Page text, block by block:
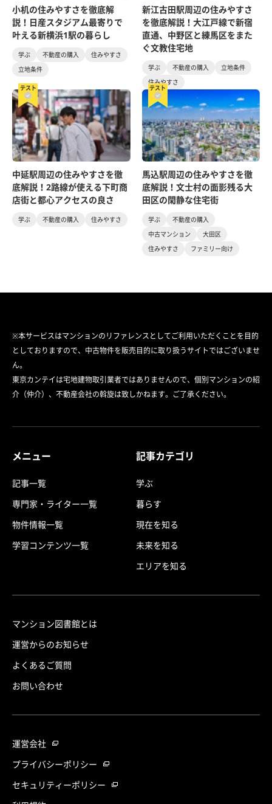
小机の住みやすさを徹底解
説！日産スタジアム最寄りで
叶える新横浜1駅の暮らし
学ぶ 不動産の購入
住みやすさ
立地条件
新江古田駅周辺の住みやすさ
を徹底解説！大江戸線で新宿
直通、中野区と練馬区をまた
ぐ文教住宅地
学ぶ 不動産の購入
立地条件
住みやすさ
テスト
中延駅周辺の住みやすさを徹
底解説！2路線が使える下町商
店街と都心アクセスの良さ
学ぶ 不動産の購入 住みやすさ
テスト
馬込駅周辺の住みやすさを徹
底解説！文士村の面影残る大
田区の閑静な住宅街
学ぶ
不動産の購入
中古マンション
大田区
住みやすさ
ファミリー向け
※本サービスはマンションのリファレンスとしてご利用いただくことを目的
としておりますので、中古物件を販売目的に取り扱うサイトではございませ
ん。
東京カンテイは宅地建物取引業者ではありませんので、個別マンションの紹
介（仲介）、不動産会社の斡旋は致しかねます。ご了承ください。
メニュー
記事一覧
専門家・ライター一覧
物件情報一覧
学習コンテンツ一覧
記事カテゴリ
学ぶ
暮らす
現在を知る
未来を知る
エリアを知る
マンション図書館とは
運営からのお知らせ
よくあるご質問
お問い合わせ
運営会社
プライバシーポリシー
セキュリティーポリシー